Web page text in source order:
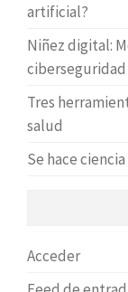
artificial?
Niñez digital:
ciberseguridad
Tres
salud
Se hace
Acceder